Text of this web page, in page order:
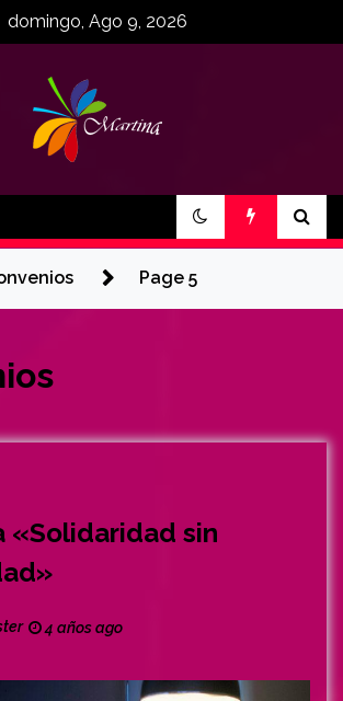
domingo, Ago 9, 2026
Esperanza
Page 5
«Solidaridad sin
4 años ago